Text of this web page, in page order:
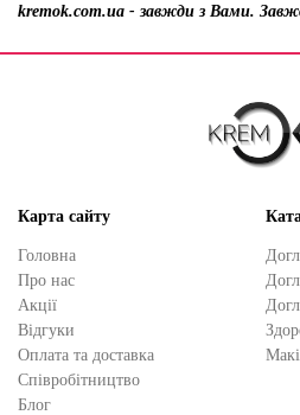
kremok.com.ua - завжди з Вами.
Карта сайту
Головна
Про нас
Акції
Відгуки
Оплата та доставка
Cпівробітництво
Блог